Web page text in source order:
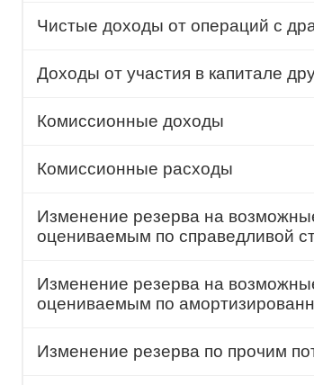
Чистые доходы от операций с
Доходы от участия в капитале
Комиссионные доходы
Комиссионные расходы
Изменение резерва на
оцениваемым по справедливой
Изменение резерва на
оцениваемым по
Изменение резерва по прочим